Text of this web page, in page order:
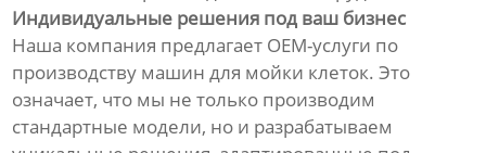
Индивидуальные решения под ваш бизнес
Наша компания предлагает OEM-услуги по
производству машин для мойки клеток. Это
означает, что мы не только производим
стандартные модели, но и разрабатываем